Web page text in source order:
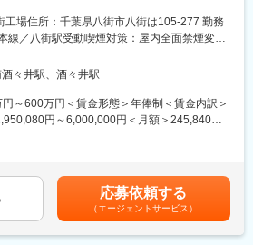
定める業務
ポート体制
で約3週間にわたって、接客や美容理論・製品
ップの技術を習得いただきます。
て技術を習得できるので、未経験の方も自信
ます。
ョン・マーケティングなど本社業務に携われ
。
康補助食品の製品開発、試作研究、健康素材
析、品質試験研究を行います。
品が、自身が創出した製品が、家族の喜び
会の元気に繋がるように、そんな思いと情熱
組んでいけるあなたを待っています／
試験、規格項目適合試験）
業務
工場住所：千葉県八街市八街は105-277 勤務
線／八街駅受動喫煙対策：屋内全面禁煙変更
る事業所
々井駅、酒々井駅
～600万円＜賃金形態＞年俸制＜賃金内訳＞
円～6,000,000円＜月額＞245,840円
であり、選考を通じて上下する可能性があり
固定手当を含めた表記です。
応募依頼する
（エージェントサービス）